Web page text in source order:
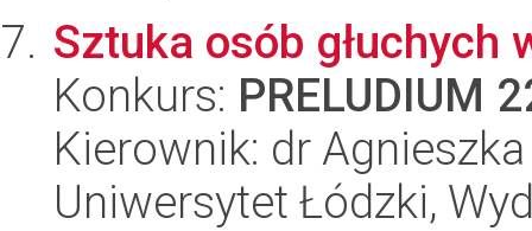
Sztuka osób głuchych
Konkurs: PRELUDIUM
Kierownik: dr
Uniwersytet Łódzki,